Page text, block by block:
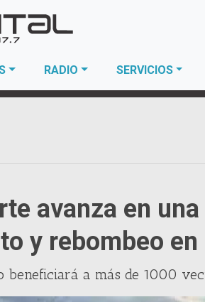
RADIO SERVICIOS
avanza en
y rebombeo
beneficiará a más de 1000